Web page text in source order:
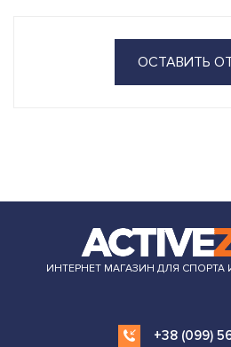
ОСТАВИТЬ
ИНТЕРНЕТ МАГАЗИН ДЛЯ
+38 (099)